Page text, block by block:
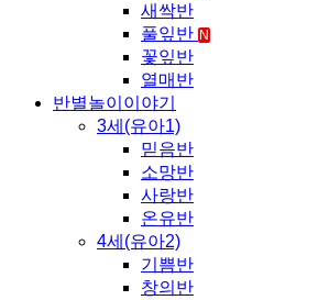
새싹반
풀잎반 N
꽃잎반
열매반
반별놀이이야기
3세(유아1)
믿음반
소망반
사랑반
온유반
4세(유아2)
기쁨반
창의반